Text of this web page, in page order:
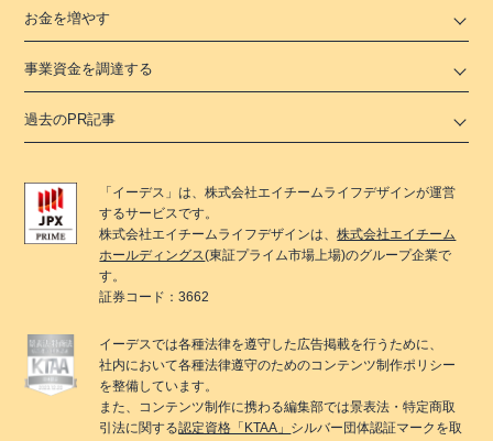
お金を増やす
事業資金を調達する
過去のPR記事
「 イーデス 」は、株式会社エイチームライフデザインが運営
するサービスです。
株式会社エイチームライフデザインは、株式会社エイチーム
ホールディングス(東証プライム市場上場)のグループ企業で
す。
証券コード：3662
イーデスでは各種法律を遵守した広告掲載を行うために、
社内において各種法律遵守のためのコンテンツ制作ポリシー
を整備しています。
また、コンテンツ制作に携わる編集部では景表法・特定商取
引法に関する認定資格「KTAA」 シルバー団体認証マークを取